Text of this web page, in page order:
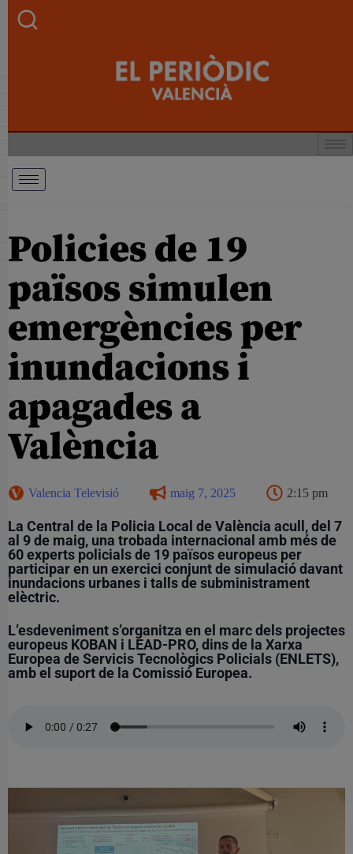
Policies de 19
països simulen
emergències per
inundacions i
apagades a
València
Valencia Televisió maig 7, 2025 2:15 pm
La Central de la Policia Local de València acull, del 7
al 9 de maig, una trobada internacional amb més de
60 experts policials de 19 països europeus per
participar en un exercici conjunt de simulació davant
inundacions urbanes i talls de subministrament
elèctric.
L’esdeveniment s’organitza en el marc dels projectes
europeus KOBAN i LEAD-PRO, dins de la Xarxa
Europea de Servicis Tecnològics Policials (ENLETS),
amb el suport de la Comissió Europea.